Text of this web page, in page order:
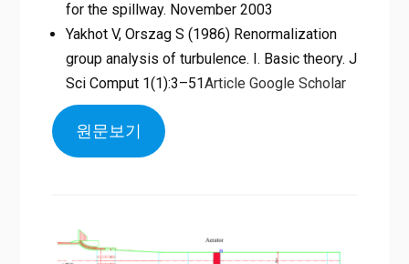
for the spillway. November 2003
Yakhot V, Orszag S (1986) Renormalization
group analysis of turbulence. I. Basic theory. J
Sci Comput 1(1):3–51Article Google Scholar
원문보기